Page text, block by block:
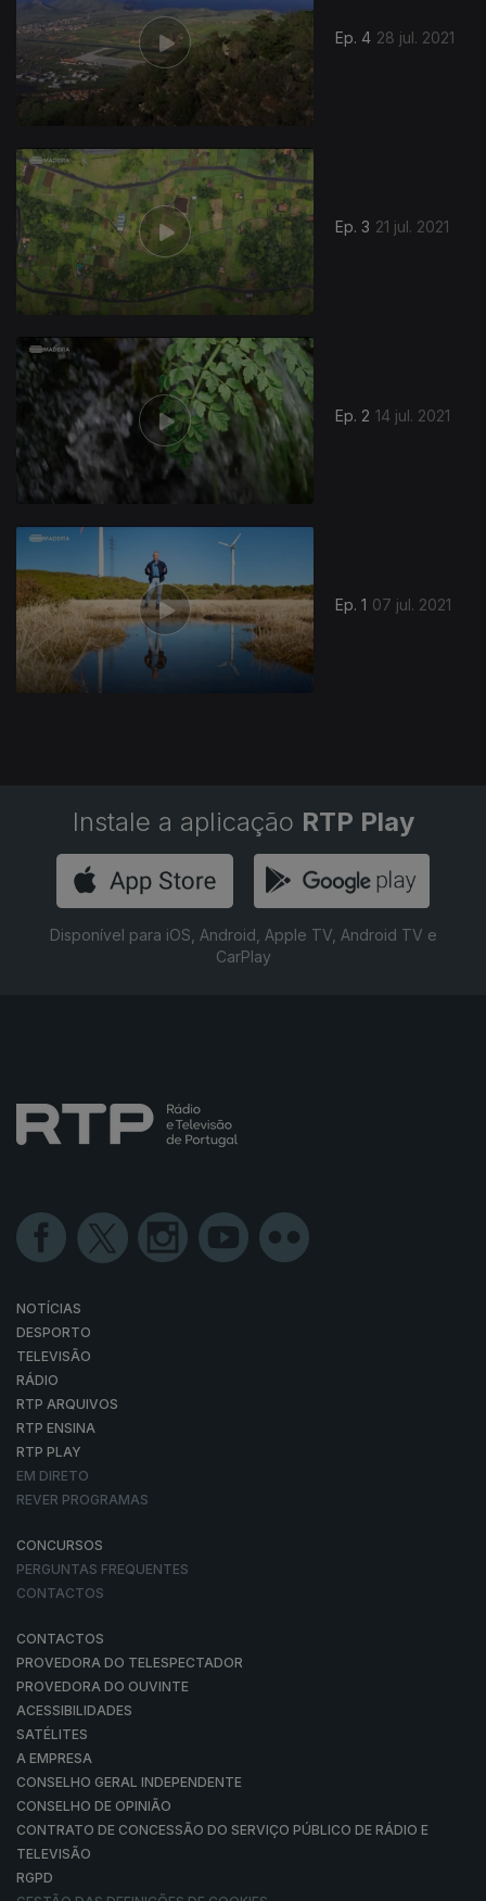
Ep. 4 28 jul. 2021
Ep. 3 21 jul. 2021
Ep. 2 14 jul. 2021
Ep. 1 07 jul. 2021
556587
Instale a aplicação RTP Play
Disponível para iOS, Android, Apple TV, Android TV e
CarPlay
NOTÍCIAS
DESPORTO
TELEVISÃO
RÁDIO
RTP ARQUIVOS
RTP ENSINA
RTP PLAY
EM DIRETO
REVER PROGRAMAS
CONCURSOS
PERGUNTAS FREQUENTES
CONTACTOS
CONTACTOS
PROVEDORA DO TELESPECTADOR
PROVEDORA DO OUVINTE
ACESSIBILIDADES
SATÉLITES
A EMPRESA
CONSELHO GERAL INDEPENDENTE
CONSELHO DE OPINIÃO
CONTRATO DE CONCESSÃO DO SERVIÇO PÚBLICO DE RÁDIO E
TELEVISÃO
RGPD